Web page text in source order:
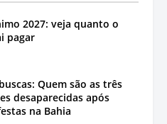
2027: veja quanto o
pagar
Quem são as três
desaparecidas após
na Bahia